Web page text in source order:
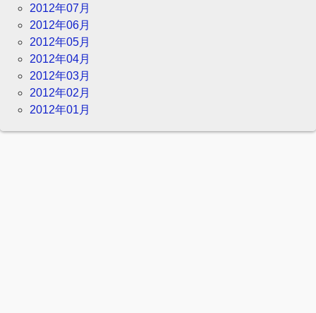
2012年07月
2012年06月
2012年05月
2012年04月
2012年03月
2012年02月
2012年01月